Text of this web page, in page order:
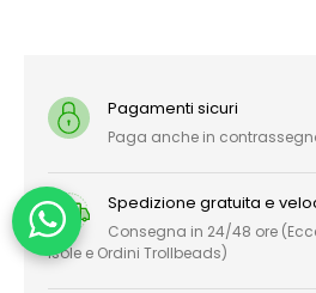
Pagamenti sicuri
Paga anche in
Spedizione gratuita e
Consegna in 24/48 ore
Isole e Ordini Trollbeads)